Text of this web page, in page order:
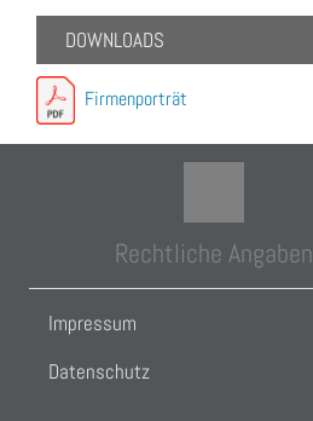
DOWNLOADS
Firmenporträt
Rechtliche Angaben
Impressum
Datenschutz